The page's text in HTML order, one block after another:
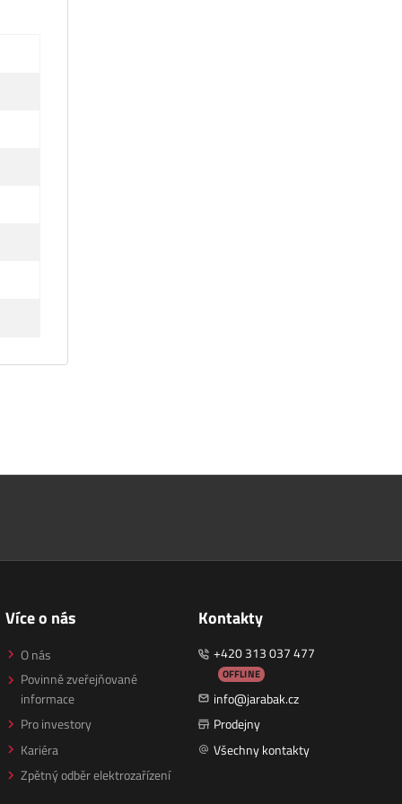
Více o nás
O nás
Povinně zveřejňované
informace
Pro investory
Kariéra
Zpětný odběr elektrozařízení
Kontakty
+420 313 037 477
OFFLINE
info@jarabak.cz
Prodejny
Všechny kontakty